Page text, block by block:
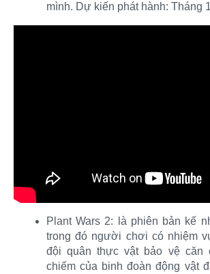
mình. Dự kiến phát hành: Tháng
Plant Wars 2: là phiên bản kế
trong đó người chơi có nhiệm
đội quân thực vật bảo vệ căn
chiếm của binh đoàn động vật